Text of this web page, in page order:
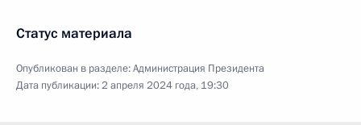
Статус материала
Опубликован в разделе:Администрация Президента
Дата публикации:2 апреля 2024 года, 19:30